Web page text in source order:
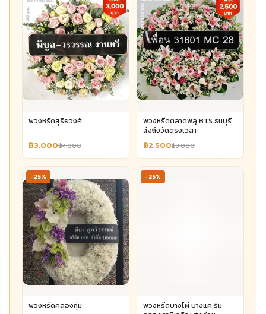
พวงหรีดสุริยวงศ์
฿3,000฿4,000
พวงหรีดตลาดพลู BTS ธนบุรี
ส่งถึงวัดตรงเวลา
฿2,500฿3,000
-25%
พวงหรีดคลองกุ่ม
-25%
พวงหรีดบางไผ่ บางแค ริม